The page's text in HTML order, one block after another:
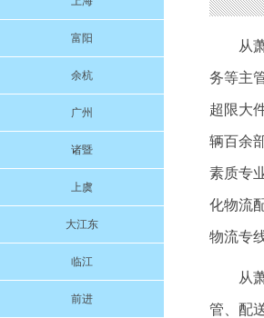
富阳
余杭
广州
诸暨
上虞
大江东
临江
前进
从
务等主
超限大
辆百余
素质专
化物流
物流专
从
管、配